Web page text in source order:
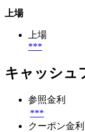
上場
上場
***
キャッシュ
参照金利
***
クーポン金利